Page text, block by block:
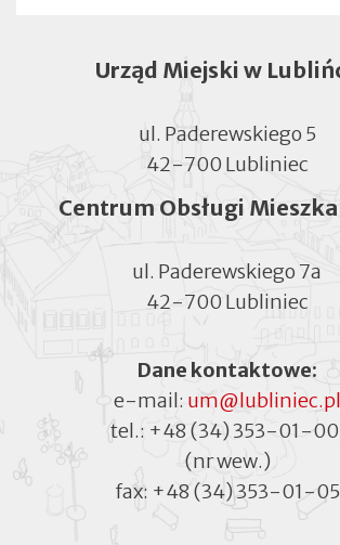
Urząd Miejski w
ul. Paderewskiego 5
42-700 Lubliniec
Centrum Obsługi
ul. Paderewskiego 7a
42-700 Lubliniec
Dane kontaktowe:
e-mail: um@lubliniec.pl
tel.: +48 (34) 353-01-00
(nr wew.)
fax: +48 (34) 353-01-05